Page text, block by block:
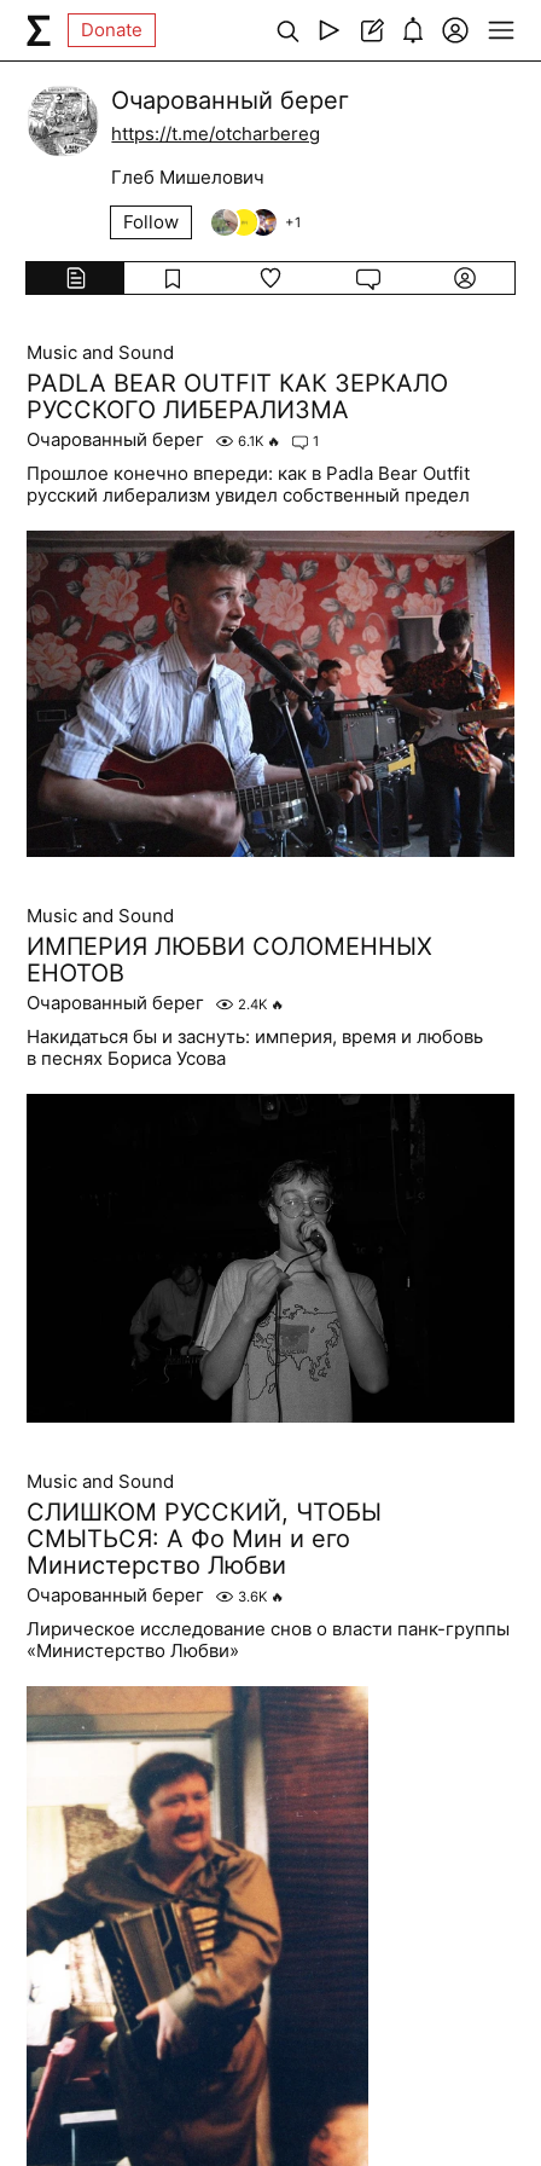
Donate
Очарованный берег
https://t.me/otcharbereg
Глеб Мишелович
Follow
+1
Music and Sound
PADLA BEAR OUTFIT КАК ЗЕРКАЛО
РУССКОГО ЛИБЕРАЛИЗМА
Очарованный берег 6.1K 🔥 1
Прошлое конечно впереди: как в Padla Bear Outfit
русский либерализм увидел собственный предел
Music and Sound
ИМПЕРИЯ ЛЮБВИ СОЛОМЕННЫХ
ЕНОТОВ
Очарованный берег 2.4K 🔥
Накидаться бы и заснуть: империя, время и любовь
в песнях Бориса Усова
Music and Sound
СЛИШКОМ РУССКИЙ, ЧТОБЫ
СМЫТЬСЯ: А Фо Мин и его
Министерство Любви
Очарованный берег 3.6K 🔥
Лирическое исследование снов о власти панк-группы
«Министерство Любви»